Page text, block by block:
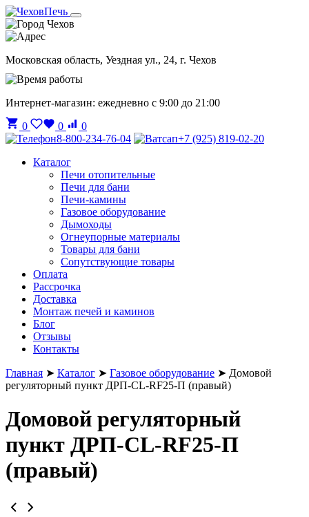
Чехов
Московская область, Уездная ул., 24, г. Чехов
Интернет-магазин: ежедневно с 9:00 до 21:00
0
0
0
8-800-234-76-04
+7 (925) 819-02-20
Каталог
Печи отопительные
Печи для бани
Печи-камины
Газовое оборудование
Дымоходы
Огнеупорные материалы
Товары для бани
Сопутствующие товары
Оплата
Рассрочка
Доставка
Монтаж печей и каминов
Блог
Отзывы
Контакты
Главная ➤ Каталог ➤ Газовое оборудование ➤ Домовой
регуляторный пункт ДРП-СL-RF25-П (правый)
Домовой регуляторный
пункт ДРП-СL-RF25-П
(правый)